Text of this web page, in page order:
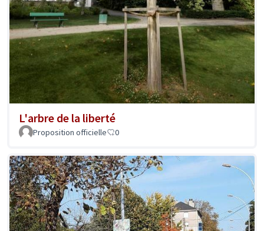
L'arbre de la liberté
Proposition officielle 0